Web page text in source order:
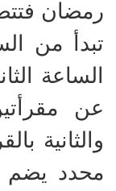
رمضان
تبدأ من
الساعة
عن
والثانية
محدد يضم